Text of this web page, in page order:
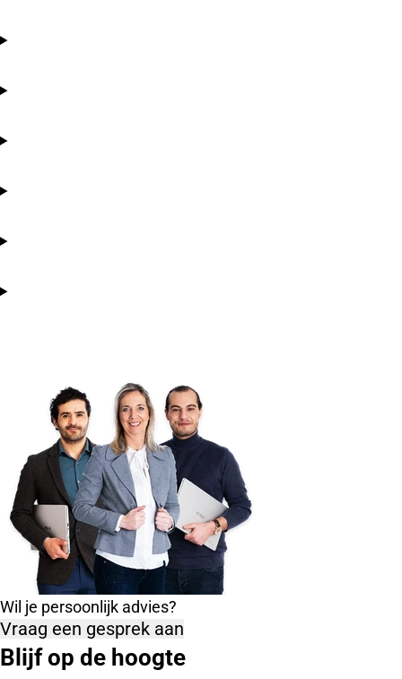
Wil je persoonlijk advies?
Vraag een gesprek aan
Blijf op de hoogte